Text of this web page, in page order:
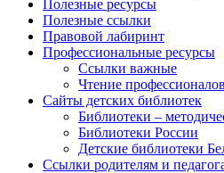
Полезные ресурсы
Полезные ссылки
Правовой лабиринт
Профессиональные ресурсы
Ссылки важные
Чтение профессионалов
Сайты детских библиотек
Библиотеки –
Библиотеки России
Детские библиотеки
Ссылки родителям и